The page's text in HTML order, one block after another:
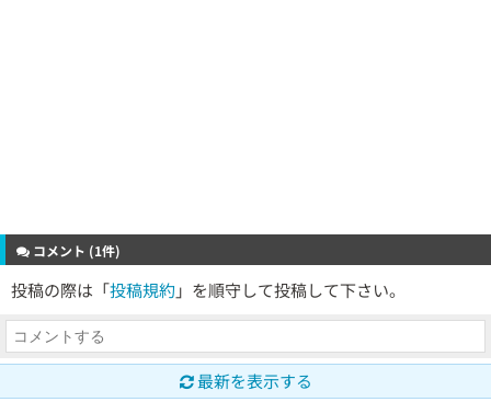
コメント (1件)
投稿の際は「投稿規約 」を順守して投稿して下さい。
最新を表示する